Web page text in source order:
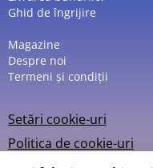
Ghid de îngrijire
Magazine
Despre noi
Termeni și condiții
Setări cookie-uri
Politica de cookie-uri